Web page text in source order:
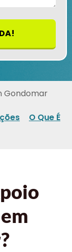
Gondomar
O Que É